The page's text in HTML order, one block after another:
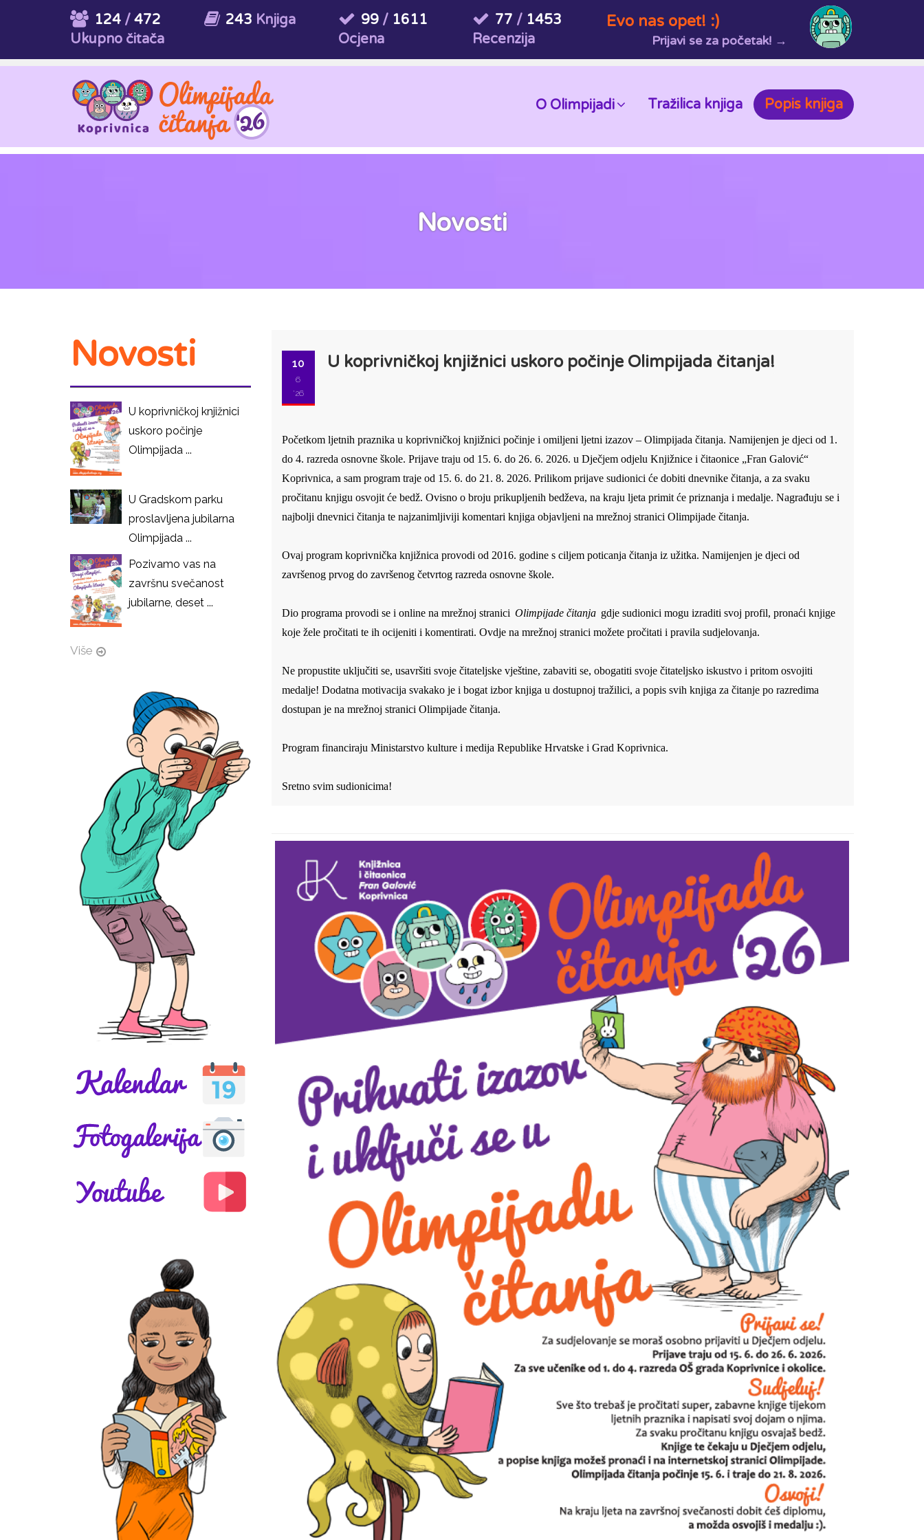
124/ 472
Ukupno čitača
243 Knjiga 99/ 1611
Ocjena
77 / 1453
Recenzija
Evo nas opet! :)
Prijavi se za početak! →
O Olimpijadi Tražilica knjiga Popis knjiga
Novosti
10
6
'26
U koprivničkoj knjižnici uskoro počinje Olimpijada čitanja!
Početkom ljetnih praznika u koprivničkoj knjižnici počinje i omiljeni ljetni izazov – Olimpijada čitanja. Namijenjen je djeci od 1.
do 4. razreda osnovne škole. Prijave traju od 15. 6. do 26. 6. 2026. u Dječjem odjelu Knjižnice i čitaonice „Fran Galović“
Koprivnica, a sam program traje od 15. 6. do 21. 8. 2026. Prilikom prijave sudionici će dobiti dnevnike čitanja, a za svaku
pročitanu knjigu osvojit će bedž. Ovisno o broju prikupljenih bedževa, na kraju ljeta primit će priznanja i medalje. Nagrađuju se i
najbolji dnevnici čitanja te najzanimljiviji komentari knjiga objavljeni na mrežnoj stranici Olimpijade čitanja.
Ovaj program koprivnička knjižnica provodi od 2016. godine s ciljem poticanja čitanja iz užitka. Namijenjen je djeci od
završenog prvog do završenog četvrtog razreda osnovne škole.
Dio programa provodi se i online na mrežnoj stranici Olimpijade čitanja gdje sudionici mogu izraditi svoj profil, pronaći knjige
koje žele pročitati te ih ocijeniti i komentirati. Ovdje na mrežnoj stranici možete pročitati i pravila sudjelovanja.
Ne propustite uključiti se, usavršiti svoje čitateljske vještine, zabaviti se, obogatiti svoje čitateljsko iskustvo i pritom osvojiti
medalje! Dodatna motivacija svakako je i bogat izbor knjiga u dostupnoj tražilici, a popis svih knjiga za čitanje po razredima
dostupan je na mrežnoj stranici Olimpijade čitanja.
Program financiraju Ministarstvo kulture i medija Republike Hrvatske i Grad Koprivnica.
Sretno svim sudionicima!
Novosti
U koprivničkoj knjižnici
uskoro počinje
Olimpijada ...
U Gradskom parku
proslavljena jubilarna
Olimpijada ...
Pozivamo vas na
završnu svečanost
jubilarne, deset ...
Više